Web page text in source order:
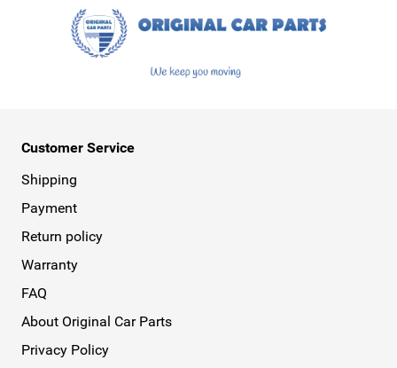
Customer Service
Shipping
Payment
Return policy
Warranty
FAQ
About Original Car Parts
Privacy Policy